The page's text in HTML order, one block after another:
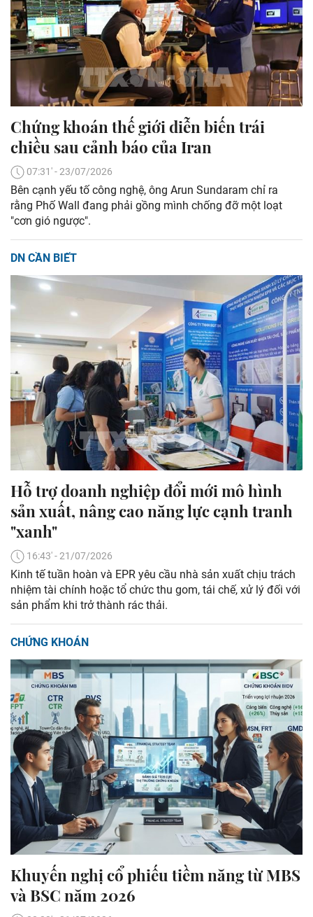
Chứng khoán thế giới diễn biến trái
chiều sau cảnh báo của Iran
07:31' - 23/07/2026
Bên cạnh yếu tố công nghệ, ông Arun Sundaram chỉ ra
rằng Phố Wall đang phải gồng mình chống đỡ một loạt
"cơn gió ngược".
DN CẦN BIẾT
Hỗ trợ doanh nghiệp đổi mới mô hình
sản xuất, nâng cao năng lực cạnh tranh
"xanh"
16:43' - 21/07/2026
Kinh tế tuần hoàn và EPR yêu cầu nhà sản xuất chịu trách
nhiệm tài chính hoặc tổ chức thu gom, tái chế, xử lý đối với
sản phẩm khi trở thành rác thải.
CHỨNG KHOÁN
Khuyến nghị cổ phiếu tiềm năng từ MBS
và BSC năm 2026